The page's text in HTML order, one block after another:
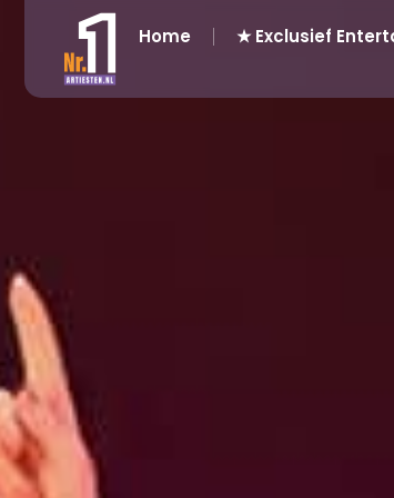
Home ★ Exclusief